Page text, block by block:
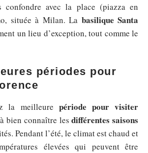
confondre avec la place (piazza en
située à Milan. La basilique Santa
un lieu d’exception, tout comme le
périodes pour
la meilleure période pour visiter
bien connaître lesdifférentes saisons
Pendant l’été, le climat est chaud et
élevées qui peuvent être